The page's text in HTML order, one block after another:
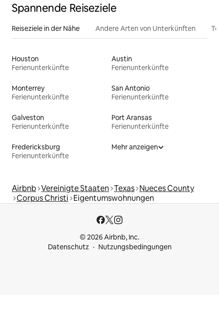
Spannende Reiseziele
Reiseziele in der Nähe Andere Arten von Unterkünften
Houston
Ferienunterkünfte
Austin
Ferienunterkünfte
Monterrey
Ferienunterkünfte
San Antonio
Ferienunterkünfte
Galveston
Ferienunterkünfte
Port Aransas
Ferienunterkünfte
Fredericksburg
Ferienunterkünfte
Mehr anzeigen
Airbnb Vereinigte Staaten Texas Nueces County
Corpus Christi Eigentumswohnungen
© 2026 Airbnb, Inc.
Datenschutz
Nutzungsbedingungen